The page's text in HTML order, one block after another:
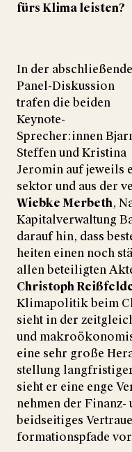
fürs Klima leisten?
In der
Panel-Diskussion
trafen die beiden
Keynote-
Sprecher:innen
Steffen und Kristina
Jeromin auf jeweils
sektor und aus der
Wiebke Merbeth,
Ka­pital­verwaltung
darauf hin, dass
heiten einen noch
allen betei­ligten
Christoph
Klima­politik beim
sieht in der
und
eine sehr große
stellung
sieht er eine enge
nehmen der
beid­seitiges
formations­pfade